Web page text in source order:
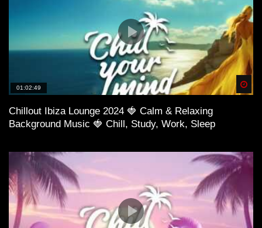
01:02:49
Chillout Ibiza Lounge 2024 🍓 Calm & Relaxing
Background Music 🍓 Chill, Study, Work, Sleep